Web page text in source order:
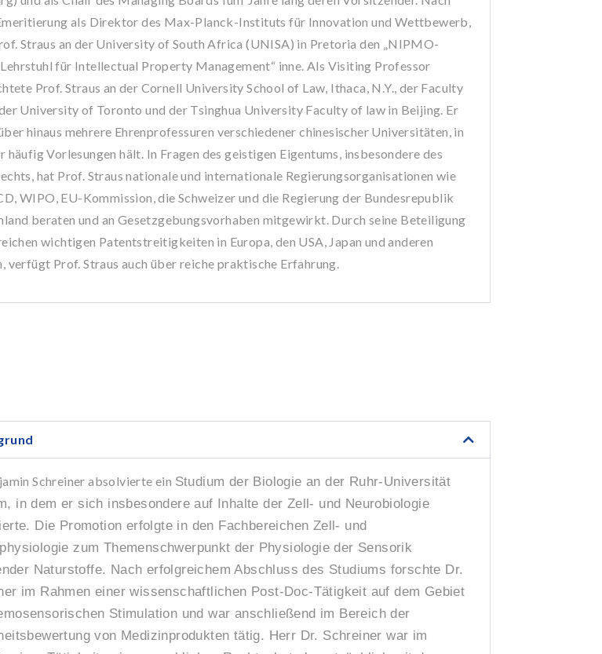
als Direktor des Max-Planck-Instituts für Innovation und Wettbewerb,
Straus an der University of South Africa (UNISA) in Pretoria den „NIPMO-
für Intellectual Property Management“ inne. Als Visiting Professor
Prof. Straus an der Cornell University School of Law, Ithaca, N.Y., der Faculty
University of Toronto und der Tsinghua University Faculty of law in Beijing. Er
hinaus mehrere Ehrenprofessuren verschiedener chinesischer Universitäten, in
häufig Vorlesungen hält. In Fragen des geistigen Eigentums, insbesondere des
hat Prof. Straus nationale und internationale Regierungsorganisationen wie
WIPO, EU-Kommission, die Schweizer und die Regierung der Bundesrepublik
beraten und an Gesetzgebungsvorhaben mitgewirkt. Durch seine Beteiligung
wichtigen Patentstreitigkeiten in Europa, den USA, Japan und anderen
verfügt Prof. Straus auch über reiche praktische Erfahrung.
Schreiner absolvierte ein Studium der Biologie an der Ruhr-Universität
in dem er sich insbesondere auf Inhalte der Zell- und Neurobiologie
Die Promotion erfolgte in den Fachbereichen Zell- und
zum Themenschwerpunkt der Physiologie der Sensorik
Naturstoffe. Nach erfolgreichem Abschluss des Studiums forschte Dr.
im Rahmen einer wissenschaftlichen Post-Doc-Tätigkeit auf dem Gebiet
Stimulation und war anschließend im Bereich der
von Medizinprodukten tätig. Herr Dr. Schreiner war im